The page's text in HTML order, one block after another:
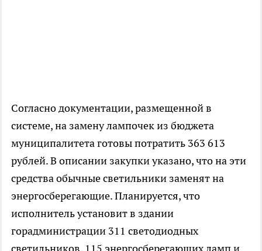
Согласно документации, размещенной в
системе, на замену лампочек из бюджета
муниципалитета готовы потратить 363 613
рублей. В описании закупки указано, что на эти
средства обычные светильники заменят на
энергосберегающие. Планируется, что
исполнитель установит в здании
горадминистрации 311 светодиодных